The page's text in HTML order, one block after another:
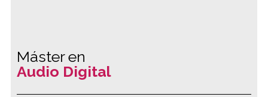
Máster en
Audio Digital